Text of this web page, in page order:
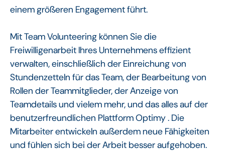
einem größeren Engagement führt.
Mit Team Volunteering können Sie die
Freiwilligenarbeit Ihres Unternehmens effizient
verwalten, einschließlich der Einreichung von
Stundenzetteln für das Team, der Bearbeitung von
Rollen der Teammitglieder, der Anzeige von
Teamdetails und vielem mehr, und das alles auf der
benutzerfreundlichen Plattform Optimy . Die
Mitarbeiter entwickeln außerdem neue Fähigkeiten
und fühlen sich bei der Arbeit besser aufgehoben.